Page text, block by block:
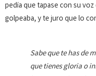
pedía que tapase con su
golpeaba, y te juro que lo
Sabe que te has de
que tienes gloria o